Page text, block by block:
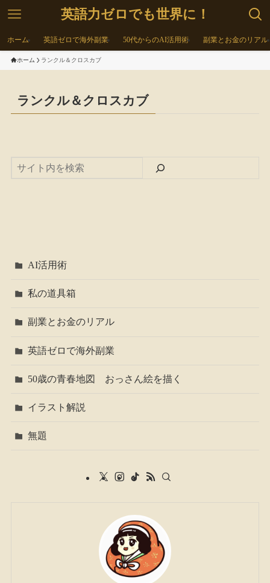
英語力ゼロでも世界に！
ホーム 英語ゼロで海外副業 50代からのAI活用術 副業とお金のリアル
ホーム ランクル＆クロスカブ
ランクル＆クロスカブ
AI活用術
私の道具箱
副業とお金のリアル
英語ゼロで海外副業
50歳の青春地図 おっさん絵を描く
イラスト解説
無題